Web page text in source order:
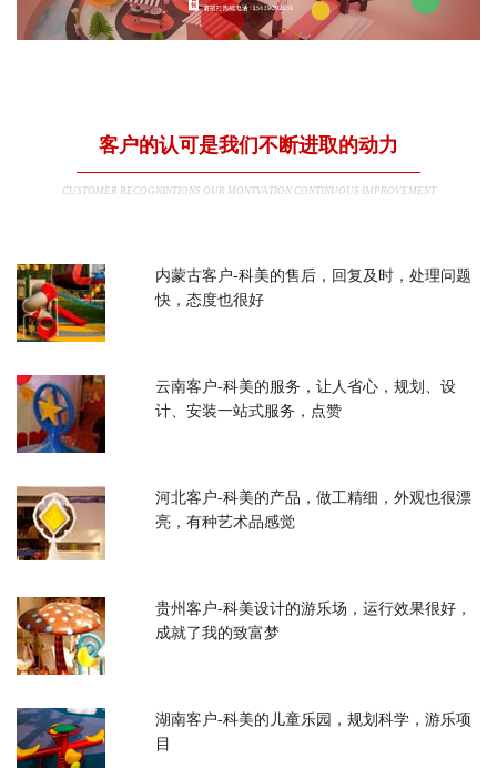
客户的认可是我们不断进取的动力
CUSTOMER RECOGNINTIONS OUR MONTVATION CONTINUOUS IMPROVEMENT
内蒙古客户-科美的售后，回复及时，处理问题
快，态度也很好
云南客户-科美的服务，让人省心，规划、设
计、安装一站式服务，点赞
河北客户-科美的产品，做工精细，外观也很漂
亮，有种艺术品感觉
贵州客户-科美设计的游乐场，运行效果很好，
成就了我的致富梦
湖南客户-科美的儿童乐园，规划科学，游乐项
目